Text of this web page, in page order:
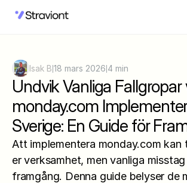
Isak B 18 mars 2026 4 min
Undvik Vanliga Fallgropar
monday.com
Sverige: En Guide för
Att implementera monday.com kan
er verksamhet, men vanliga
framgång. Denna guide belyser de